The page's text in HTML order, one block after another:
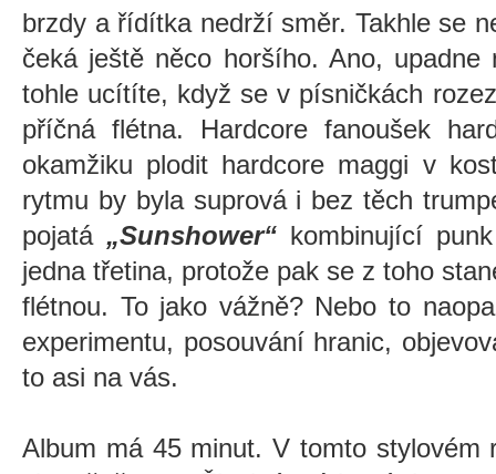
brzdy a řídítka nedrží směr. Takhle se
čeká ještě něco horšího. Ano, upadne
tohle ucítíte, když se v písničkách
příčná flétna. Hardcore fanoušek
okamžiku plodit hardcore maggi v
rytmu by byla suprová i bez těch
pojatá „Sunshower“ kombinující
jedna třetina, protože pak se z toho
flétnou. To jako vážně? Nebo to
experimentu, posouvání hranic,
to asi na vás.
Album má 45 minut. V tomto stylovém